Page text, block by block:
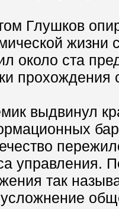
Глушков
жизни
около ста
прохождения
выдвинул
управления.
так
усложнение